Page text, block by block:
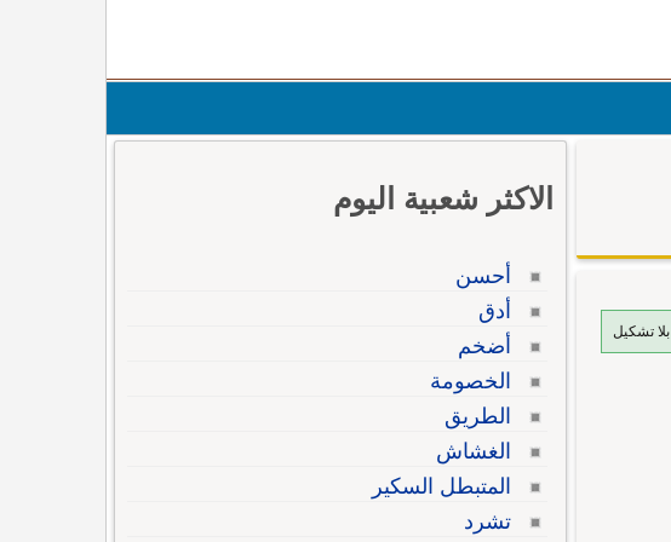
بلا تشكيل
الاكثر شعبية اليوم
أحسن
أدق
أضخم
الخصومة
الطريق
الغشاش
المتبطل السكير
تشرد